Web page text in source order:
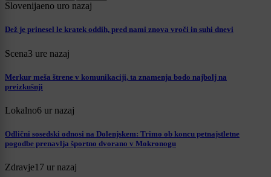
Slovenijaeno uro nazaj
Dež je prinesel le kratek oddih, pred nami znova vroči in suhi dnevi
Scena3 ure nazaj
Merkur meša štrene v komunikaciji, ta znamenja bodo najbolj na
preizkušnji
Lokalno6 ur nazaj
Odlični sosedski odnosi na Dolenjskem: Trimo ob koncu petnajstletne
pogodbe prenavlja športno dvorano v Mokronogu
Zdravje17 ur nazaj